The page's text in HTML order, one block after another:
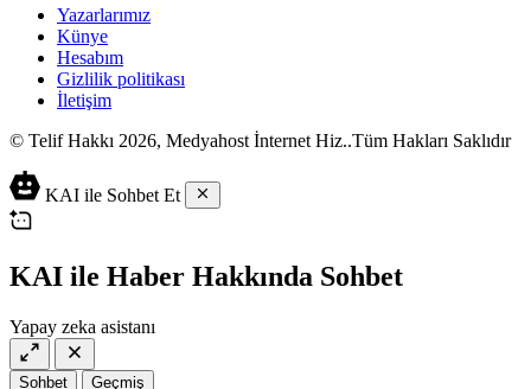
Yazarlarımız
Künye
Hesabım
Gizlilik politikası
İletişim
© Telif Hakkı 2026, Medyahost İnternet Hiz..Tüm Hakları Saklıdır
casino
siteleri
casino
2023
lordcasino
canlı
casino
siteleri
iyi
casino
vdcasino
vdcasino
giriş
ev
yapımı
salça
KAI ile Sohbet Et
KAI ile Haber Hakkında Sohbet
Yapay zeka asistanı
Sohbet Geçmiş